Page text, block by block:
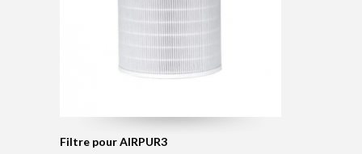
Filtre pour AIRPUR3